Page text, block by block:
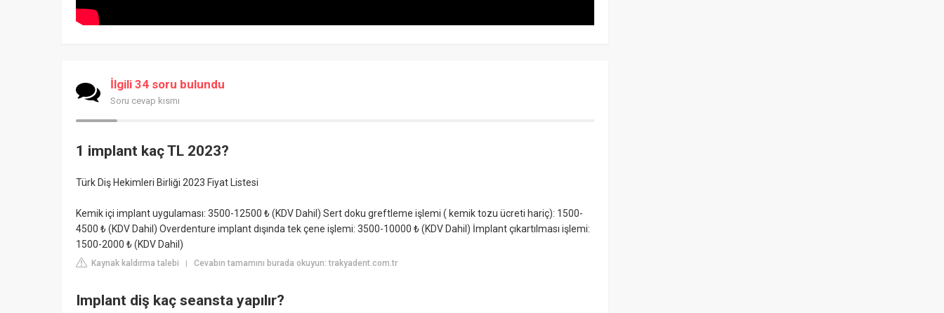
İlgili 34 soru bulundu
Soru cevap kısmı
1 implant kaç TL 2023?
Türk Diş Hekimleri Birliği 2023 Fiyat Listesi
Kemik içi implant uygulaması: 3500-12500 ₺ (KDV Dahil) Sert doku greftleme işlemi ( kemik tozu ücreti hariç): 1500-
4500 ₺ (KDV Dahil) Overdenture implant dışında tek çene işlemi: 3500-10000 ₺ (KDV Dahil) İmplant çıkartılması işlemi:
1500-2000 ₺ (KDV Dahil)
Kaynak kaldırma talebi | Cevabın tamamını burada okuyun: trakyadent.com.tr
Implant diş kaç seansta yapılır?